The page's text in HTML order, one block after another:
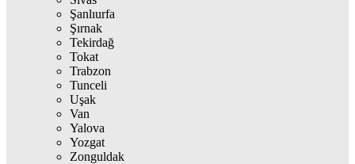
Şanlıurfa
Şırnak
Tekirdağ
Tokat
Trabzon
Tunceli
Uşak
Van
Yalova
Yozgat
Zonguldak